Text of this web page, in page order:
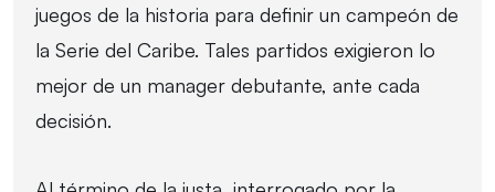
juegos de la historia para definir un campeón de
la Serie del Caribe. Tales partidos exigieron lo
mejor de un manager debutante, ante cada
decisión.